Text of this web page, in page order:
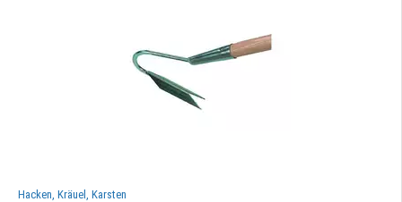
Hacken, Kräuel, Karsten